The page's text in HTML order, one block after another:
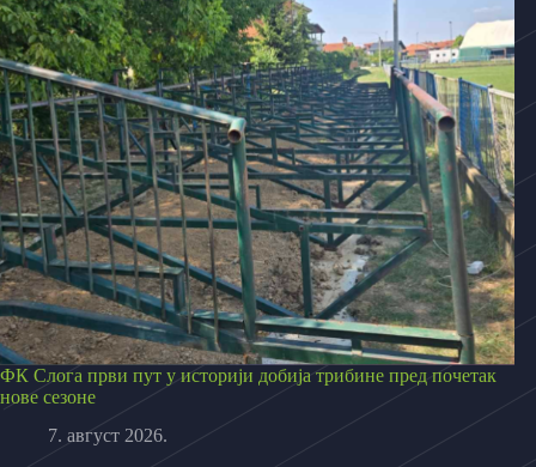
ФК Слога први пут у историји добија трибине пред почетак
нове сезоне
7. август 2026.